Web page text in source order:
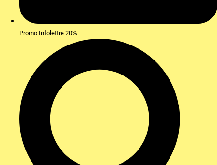
Promo Infolettre 20%